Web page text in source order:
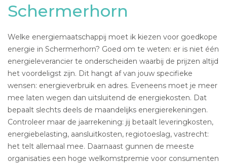
Schermerhorn
Welke energiemaatschappij moet ik kiezen voor goedkope
energie in Schermerhorn? Goed om te weten: er is niet één
energieleverancier te onderscheiden waarbij de prijzen altijd
het voordeligst zijn. Dit hangt af van jouw specifieke
wensen: energieverbruik en adres. Eveneens moet je meer
mee laten wegen dan uitsluitend de energiekosten. Dat
bepaalt slechts deels de maandelijks energierekeningen.
Controleer maar de jaarrekening: jij betaalt leveringkosten,
energiebelasting, aansluitkosten, regiotoeslag, vastrecht:
het telt allemaal mee. Daarnaast gunnen de meeste
organisaties een hoge welkomstpremie voor consumenten